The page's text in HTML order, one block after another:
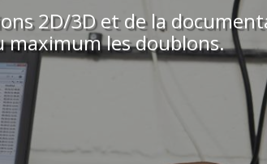
2D/3D et de la
les doublons.